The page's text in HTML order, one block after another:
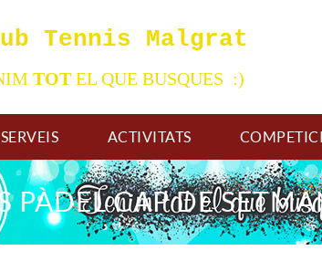
Tennis Malgrat
TOTEL QUE BUSQUES :)
SERVEIS ACTIVITATS
PÀDEL CAP DE